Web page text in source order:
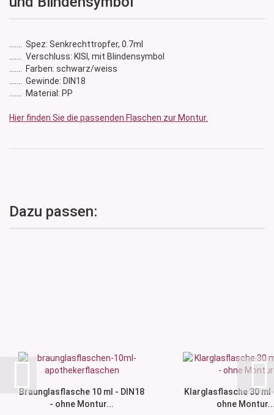
....... Spez: Senkrechttropfer, 0.7ml
....... Verschluss: KISI, mit Blindensymbol
....... Farben: schwarz/weiss
....... Gewinde: DIN18
....... Material: PP
Hier finden Sie die passenden Flaschen zur Montur.
Dazu passen:
Braunglasflasche 10 ml - DIN18
- ohne Montur...
Klarglasflasche 30 ml
ohne